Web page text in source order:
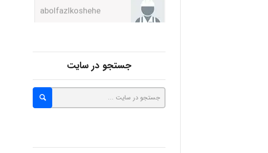
A.balandeh
Jafar Tym
جستجو در سایت